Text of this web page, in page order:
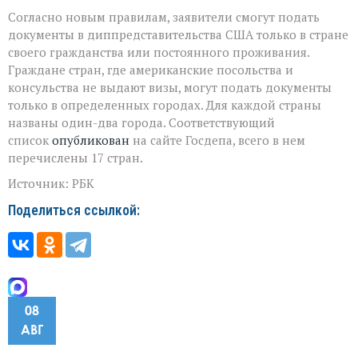
Согласно новым правилам, заявители смогут подать
документы в диппредставительства США только в стране
своего гражданства или постоянного проживания.
Граждане стран, где американские посольства и
консульства не выдают визы, могут подать документы
только в определенных городах. Для каждой страны
названы один-два города. Соответствующий
список опубликован на сайте Госдепа, всего в нем
перечислены 17 стран.
Источник: РБК
Поделиться ссылкой:
08
АВГ